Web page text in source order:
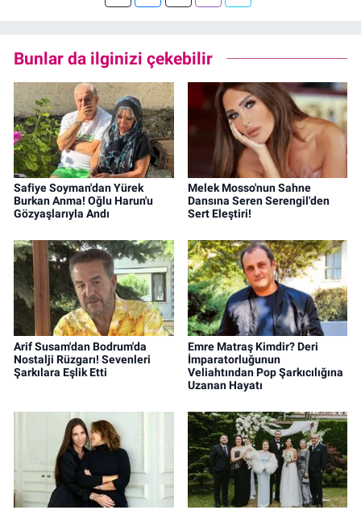
Bunlar da ilginizi çekebilir
Safiye Soyman'dan Yürek
Burkan Anma! Oğlu Harun'u
Gözyaşlarıyla Andı
Melek Mosso'nun Sahne
Dansına Seren Serengil'den
Sert Eleştiri!
Arif Susam'dan Bodrum'da
Nostalji Rüzgarı! Sevenleri
Şarkılara Eşlik Etti
Emre Matraş Kimdir? Deri
İmparatorluğunun
Veliahtından Pop Şarkıcılığına
Uzanan Hayatı